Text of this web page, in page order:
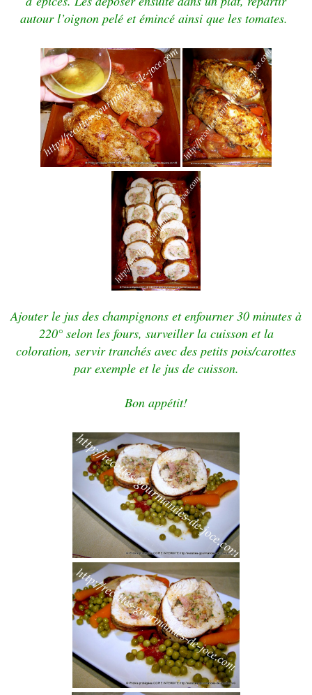
autour l’oignon pelé et émincé ainsi que les tomates.
Ajouter le jus des champignons et enfourner 30 minutes à
220° selon les fours, surveiller la cuisson et la
coloration, servir tranchés avec des petits pois/carottes
par exemple et le jus de cuisson.
Bon appétit!